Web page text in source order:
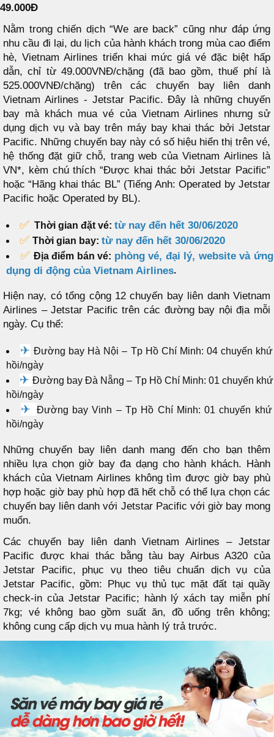
49.000Đ
Nằm trong chiến dịch “We are back” cũng như đáp ứng
nhu cầu đi lại, du lịch của hành khách trong mùa cao điểm
hè, Vietnam Airlines triển khai mức giá vé đặc biệt hấp
dẫn, chỉ từ 49.000VNĐ/chặng (đã bao gồm, thuế phí là
525.000VNĐ/chặng) trên các chuyến bay liên danh
Vietnam Airlines - Jetstar Pacific. Đây là những chuyến
bay mà khách mua vé của Vietnam Airlines nhưng sử
dụng dịch vụ và bay trên máy bay khai thác bởi Jetstar
Pacific. Những chuyến bay này có số hiệu hiển thị trên vé,
hệ thống đặt giữ chỗ, trang web của Vietnam Airlines là
VN*, kèm chú thích “Được khai thác bởi Jetstar Pacific”
hoặc “Hãng khai thác BL” (Tiếng Anh: Operated by Jetstar
Pacific hoặc Operated by BL).
✅ Thời gian đặt vé: từ nay đến hết 30/06/2020
✅ Thời gian bay: từ nay đến hết 30/06/2020
✅ Địa điểm bán vé: phòng vé, đại lý, website và ứng
dụng di động của Vietnam Airlines.
Hiện nay, có tổng cộng 12 chuyến bay liên danh Vietnam
Airlines – Jetstar Pacific trên các đường bay nội địa mỗi
ngày. Cụ thể:
✈ Đường bay Hà Nội – Tp Hồ Chí Minh: 04 chuyến khứ
hồi/ngày
✈Đường bay Đà Nẵng – Tp Hồ Chí Minh: 01 chuyến khứ
hồi/ngày
✈
Đường bay Vinh – Tp Hồ Chí Minh: 01 chuyến khứ
hồi/ngày
Những chuyến bay liên danh mang đến cho bạn thêm
nhiều lựa chọn giờ bay đa dạng cho hành khách. Hành
khách của Vietnam Airlines không tìm được giờ bay phù
hợp hoặc giờ bay phù hợp đã hết chỗ có thể lựa chọn các
chuyến bay liên danh với Jetstar Pacific với giờ bay mong
muốn.
Các chuyến bay liên danh Vietnam Airlines – Jetstar
Pacific được khai thác bằng tàu bay Airbus A320 của
Jetstar Pacific, phục vụ theo tiêu chuẩn dịch vụ của
Jetstar Pacific, gồm: Phục vụ thủ tục mặt đất tại quầy
check-in của Jetstar Pacific; hành lý xách tay miễn phí
7kg; vé không bao gồm suất ăn, đồ uống trên không;
không cung cấp dịch vụ mua hành lý trả trước.